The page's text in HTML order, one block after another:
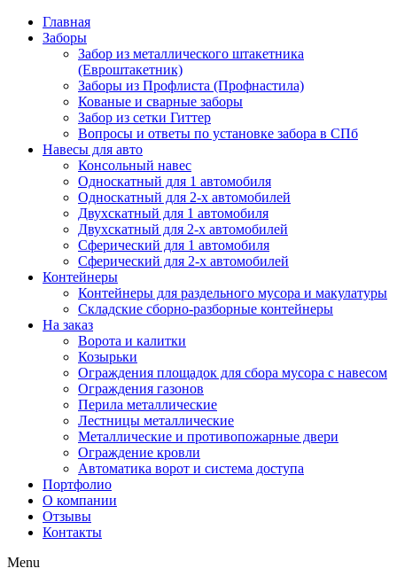
Главная
Заборы
Забор из металлического штакетника
(Евроштакетник)
Заборы из Профлиста (Профнастила)
Кованые и сварные заборы
Забор из сетки Гиттер
Вопросы и ответы по установке забора в СПб
Навесы для авто
Консольный навес
Односкатный для 1 автомобиля
Односкатный для 2-х автомобилей
Двухскатный для 1 автомобиля
Двухскатный для 2-х автомобилей
Сферический для 1 автомобиля
Сферический для 2-х автомобилей
Контейнеры
Контейнеры для раздельного мусора и макулатуры
Складские сборно-разборные контейнеры
На заказ
Ворота и калитки
Козырьки
Ограждения площадок для сбора мусора с навесом
Ограждения газонов
Перила металлические
Лестницы металлические
Металлические и противопожарные двери
Ограждение кровли
Автоматика ворот и система доступа
Портфолио
О компании
Отзывы
Контакты
Menu